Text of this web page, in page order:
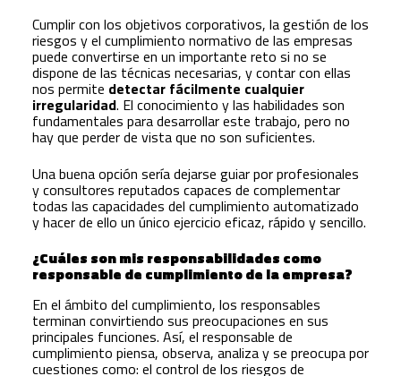
Cumplir con los objetivos corporativos, la gestión de los
riesgos y el cumplimiento normativo de las empresas
puede convertirse en un importante reto si no se
dispone de las técnicas necesarias, y contar con ellas
nos permite detectar fácilmente cualquier
irregularidad. El conocimiento y las habilidades son
fundamentales para desarrollar este trabajo, pero no
hay que perder de vista que no son suficientes.
Una buena opción sería dejarse guiar por profesionales
y consultores reputados capaces de complementar
todas las capacidades del cumplimiento automatizado
y hacer de ello un único ejercicio eficaz, rápido y sencillo.
¿Cuáles son mis responsabilidades como
responsable de cumplimiento de la empresa?
En el ámbito del cumplimiento, los responsables
terminan convirtiendo sus preocupaciones en sus
principales funciones. Así, el responsable de
cumplimiento piensa, observa, analiza y se preocupa por
cuestiones como: el control de los riesgos de